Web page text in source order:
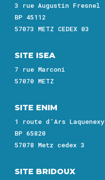
3 rue Augustin Fresnel
BP 45112
57073 METZ CEDEX 03
SITE ISEA
7 rue Marconi
57070 METZ
SITE ENIM
1 route d’Ars Laquenexy
BP 65820
57078 Metz cedex 3
SITE BRIDOUX